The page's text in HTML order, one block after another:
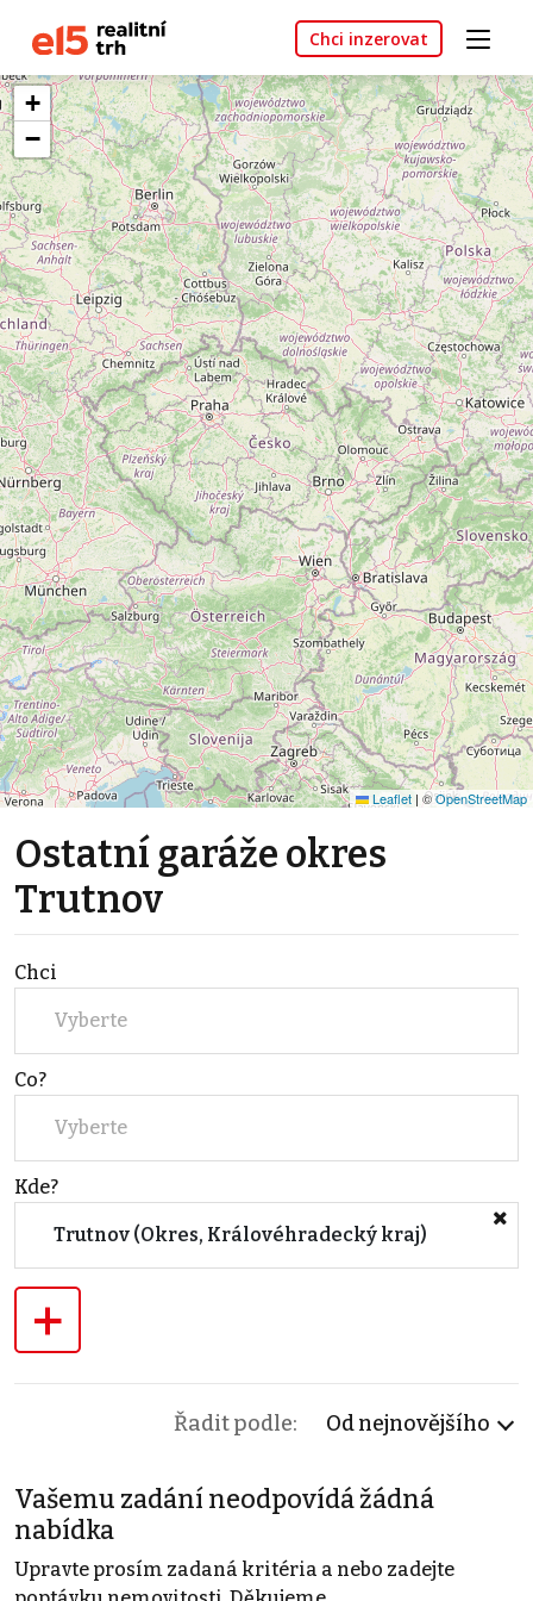
Chci inzerovat
+
−
Leaflet | ©OpenStreetMap
Ostatní garáže okres
Trutnov
Chci
Vyberte
Co?
Vyberte
Kde?
Trutnov (Okres, Královéhradecký kraj)
+
Řadit podle: Od nejnovějšího
Vašemu zadání neodpovídá žádná
nabídka
Upravte prosím zadaná kritéria a nebo zadejte